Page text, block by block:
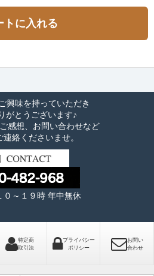
トに入れる
興味を持っていただき
がとうございます♪
感想、お問い合わせなど
絡くださいませ。
０～１９時 年中無休
特定商
取引法
プライバシー
ポリシー
お問い
合わせ